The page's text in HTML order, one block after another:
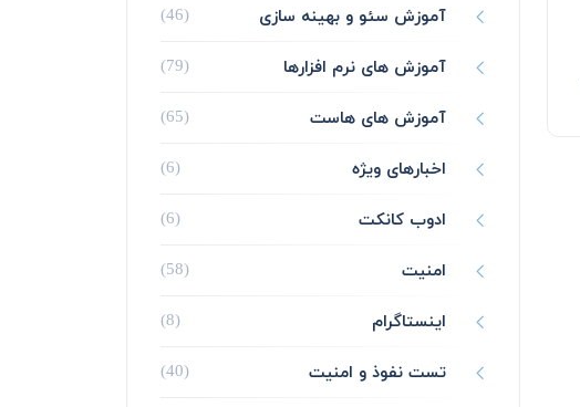
آموزش سئو و بهینه سازی (46)
آموزش های نرم افزارها (79)
آموزش های هاست (65)
اخبارهای ویژه (6)
ادوب کانکت (6)
امنیت (58)
اینستاگرام (8)
تست نفوذ و امنیت (40)